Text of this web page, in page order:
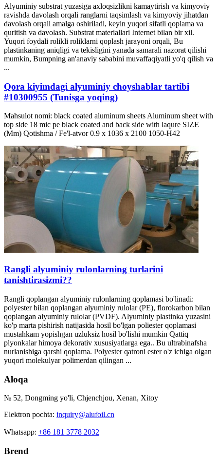
Alyuminiy substrat yuzasiga axloqsizlikni kamaytirish va kimyoviy
ravishda davolash orqali ranglarni taqsimlash va kimyoviy jihatdan
davolash orqali amalga oshiriladi, keyin yuqori sifatli qoplama va
quritish va davolash. Substrat materiallari Internet bilan bir xil.
Yuqori foydali rolikli roliklarni qoplash jarayoni orqali, Bu
plastinkaning aniqligi va tekisligini yanada samarali nazorat qilishi
mumkin, Bumpning an'anaviy sababini muvaffaqiyatli yo'q qilish va
...
Qora kiyimdagi alyuminiy choyshablar tartibi
#10300955 (Tunisga yoqing)
Mahsulot nomi: black coated aluminum sheets Aluminum sheet with
top side 18 mic pe black coated and back side with laqure SIZE
(Mm) Qotishma / Fe'l-atvor 0.9 x 1036 x 2100 1050-H42
Rangli alyuminiy rulonlarning turlarini
tanishtirasizmi??
Rangli qoplangan alyuminiy rulonlarning qoplamasi bo'linadi:
polyester bilan qoplangan alyuminiy rulolar (PE), florokarbon bilan
qoplangan alyuminiy rulolar (PVDF). Alyuminiy plastinka yuzasini
ko'p marta pishirish natijasida hosil bo'lgan poliester qoplamasi
mustahkam yopishgan uzluksiz hosil bo'lishi mumkin Qattiq
plyonkalar himoya dekorativ xususiyatlarga ega.. Bu ultrabinafsha
nurlanishiga qarshi qoplama. Polyester qatroni ester o'z ichiga olgan
yuqori molekulyar polimerdan qilingan ...
Aloqa
№ 52, Dongming yo'li, Chjenchjou, Xenan, Xitoy
Elektron pochta: inquiry@alufoil.cn
Whatsapp: +86 181 3778 2032
Brend